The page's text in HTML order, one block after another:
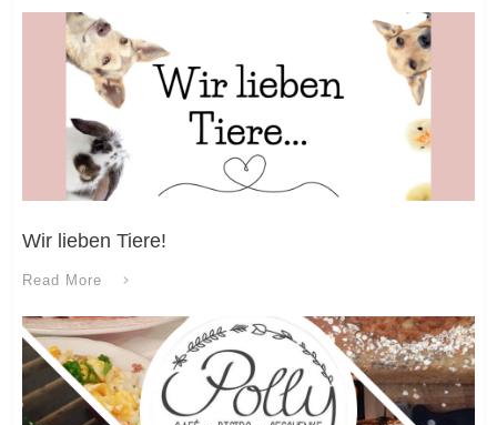
Wir lieben Tiere!
Read More